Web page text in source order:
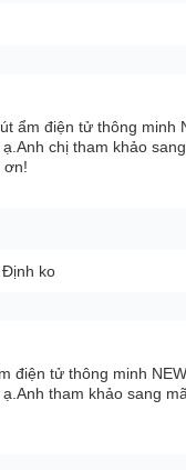
từ 30% đến 70%RH,
ẩm điện tử thông minh
chị tham khảo
ơn!
Định ko
điện tử thông minh
tham khảo sang